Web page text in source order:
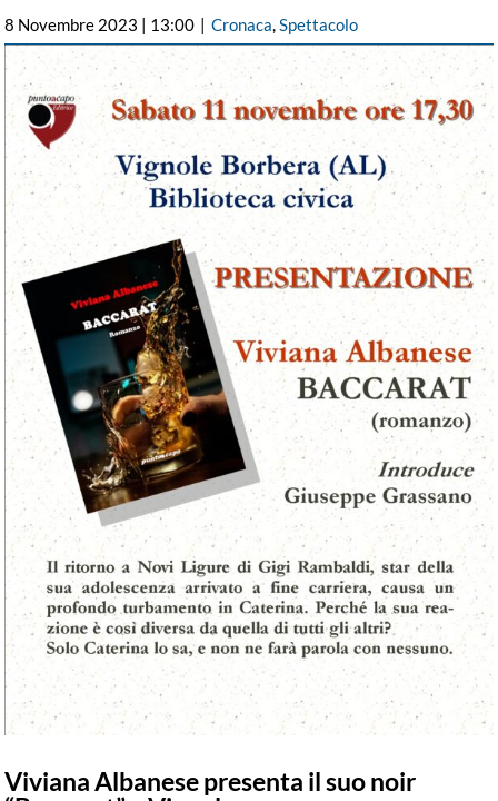
8 Novembre 2023 | 13:00 | Cronaca,Spettacolo
Ingrandisci
immagine
Viviana Albanese presenta il suo noir